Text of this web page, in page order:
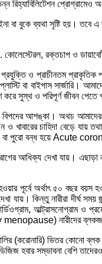
রিহ্যাবিলিটেশন প্রোগ্রামেও
বা বুকে ব্যথা সৃষ্টি হয়।
রক্তচাপ ও
ও প্রাচীনতম
বা বাইপাস সার্জারি।
ও পরিপূর্ণ জীবন পেতে
আশঙ্কা। অথচ আমাদের
ও খাবারের চাহিদা
বা পুরো বন্ধ হয়ে Acute
আধিক্য দেখা যায়।
পূর্বে অর্থাৎ ৫০ বছর
যায়। কিন্তু নারীরা দীর্ঘ
আল্ট্রাসনোগ্রাম ও
menopause) নারীদের
(করোনারি) ভিতর কোনো
হবার সম্ভাবনা বেশি